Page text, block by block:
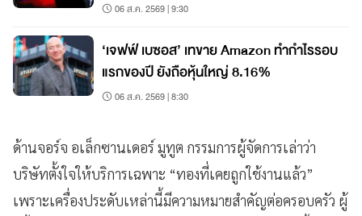
06 ส.ค. 2569 | 9:30
‘เจฟฟ์ เบซอส’ เทขาย Amazon ทำกำไรรอบ
แรกของปี ยังถือหุ้นใหญ่ 8.16%
06 ส.ค. 2569 | 8:30
ด้านจอร์จ อเล็กซานเดอร์ มูทูต กรรมการผู้จัดการเล่าว่า
บริษัทตั้งใจให้บริการเฉพาะ “ทองที่เคยถูกใช้งานแล้ว”
เพราะเครื่องประดับเหล่านี้มีความหมายสำคัญต่อครอบครัว ผู้